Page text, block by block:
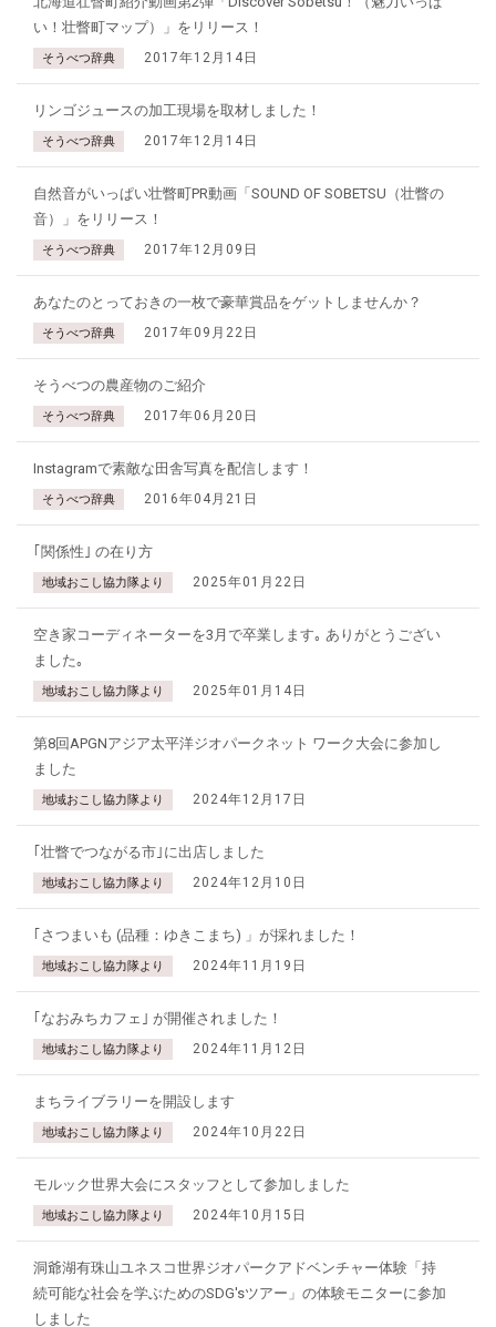
い！壮瞥町マップ）」をリリース！
そうべつ辞典 2017年12月14日
リンゴジュースの加工現場を取材しました！
そうべつ辞典 2017年12月14日
自然音がいっぱい壮瞥町PR動画「SOUND OF SOBETSU（壮瞥の
音）」をリリース！
そうべつ辞典 2017年12月09日
あなたのとっておきの一枚で豪華賞品をゲットしませんか？
そうべつ辞典 2017年09月22日
そうべつの農産物のご紹介
そうべつ辞典 2017年06月20日
Instagramで素敵な田舎写真を配信します！
そうべつ辞典 2016年04月21日
｢関係性｣ の在り方
地域おこし協力隊より 2025年01月22日
空き家コーディネーターを3月で卒業します｡ ありがとうござい
ました｡
地域おこし協力隊より 2025年01月14日
第8回APGNアジア太平洋ジオパークネット ワーク大会に参加し
ました
地域おこし協力隊より 2024年12月17日
｢壮瞥でつながる市｣に出店しました
地域おこし協力隊より 2024年12月10日
｢さつまいも (品種：ゆきこまち) 」が採れました！
地域おこし協力隊より 2024年11月19日
｢なおみちカフェ｣ が開催されました！
地域おこし協力隊より 2024年11月12日
まちライブラリーを開設します
地域おこし協力隊より 2024年10月22日
モルック世界大会にスタッフとして参加しました
地域おこし協力隊より 2024年10月15日
洞爺湖有珠山ユネスコ世界ジオパークアドベンチャー体験「持
続可能な社会を学ぶためのSDG'sツアー」の体験モニターに参加
しました